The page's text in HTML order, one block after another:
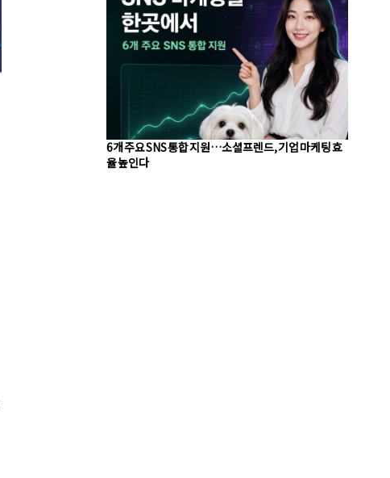
6개 주요 SNS 통합 지원…소셜프렌드, 기업 마케팅 효
율 높인다